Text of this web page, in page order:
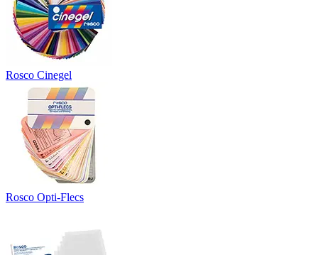
Rosco Cinegel
Rosco Opti-Flecs